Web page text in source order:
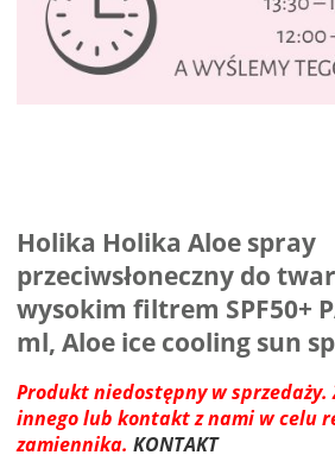
Holika Holika Aloe spray
przeciwsłoneczny do
wysokim filtrem SPF50+
ml, Aloe ice cooling sun
Produkt niedostępny w sprzedaży.
innego lub kontakt z nami w celu
zamiennika. KONTAKT